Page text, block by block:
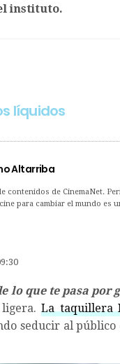
instituto.
líquidos
Altarriba
contenidos de CinemaNet.
para cambiar el mundo es
lo que te pasa por
ligera.La taquillera
seducir al público